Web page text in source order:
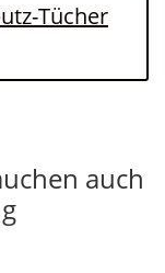
Tücher
auch